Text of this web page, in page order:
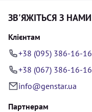
ЗВ'ЯЖІТЬСЯ З НАМИ
Клієнтам
+38 (095) 386-16-16
+38 (067) 386-16-16
info@genstar.ua
Партнерам